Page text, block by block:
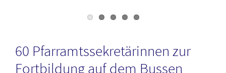
60 Pfarramtssekretärinnen zur
Fortbildung auf dem Bussen